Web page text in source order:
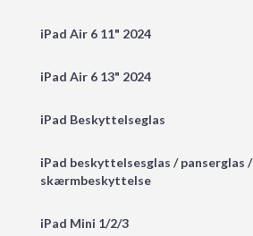
iPad Air 6 11" 2024
iPad Air 6 13" 2024
iPad Beskyttelseglas
iPad beskyttelsesglas / panserglas /
skærmbeskyttelse
iPad Mini 1/2/3